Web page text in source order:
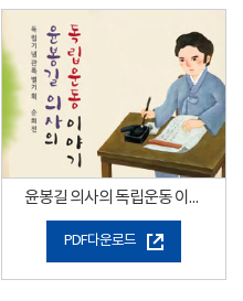
윤봉길 의사의 독립운동 이야기
PDF다운로드